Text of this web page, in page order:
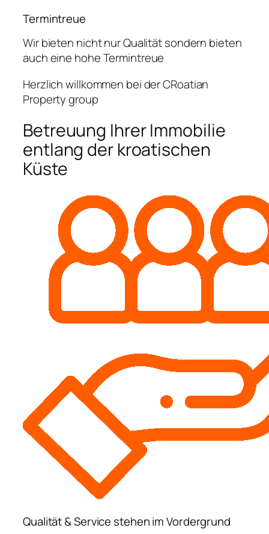
Termintreue
Wir bieten nicht nur Qualität sondern bieten
auch eine hohe Termintreue
Herzlich willkommen bei der CRoatian
Property group
Betreuung Ihrer Immobilie
entlang der kroatischen
Küste
Qualität & Service stehen im Vordergrund